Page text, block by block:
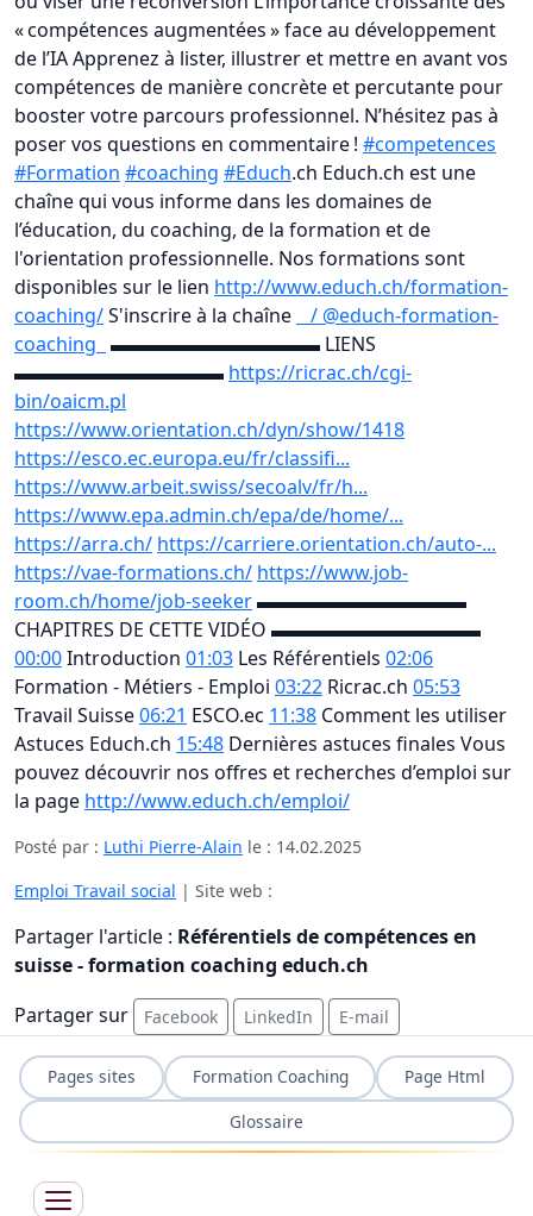
« compétences augmentées » face au développement
de l’IA Apprenez à lister, illustrer et mettre en avant vos
compétences de manière concrète et percutante pour
booster votre parcours professionnel. N’hésitez pas à
poser vos questions en commentaire ! #competences
#Formation #coaching #Educh.ch Educh.ch est une
chaîne qui vous informe dans les domaines de
l’éducation, du coaching, de la formation et de
l'orientation professionnelle. Nos formations sont
disponibles sur le lien http://www.educh.ch/formation-
coaching/S'inscrire à la chaîne
/ @educh-formation-
coaching ▬▬▬▬▬▬▬▬▬▬▬ LIENS
▬▬▬▬▬▬▬▬▬▬▬ https://ricrac.ch/cgi-
bin/oaicm.pl
https://www.orientation.ch/dyn/show/1418
https://esco.ec.europa.eu/fr/classifi...
https://www.arbeit.swiss/secoalv/fr/h...
https://www.epa.admin.ch/epa/de/home/...
https://arra.ch/ https://carriere.orientation.ch/auto-...
https://vae-formations.ch/ https://www.job-
room.ch/home/job-seeker▬▬▬▬▬▬▬▬▬▬▬
CHAPITRES DE CETTE VIDÉO ▬▬▬▬▬▬▬▬▬▬▬
00:00Introduction 01:03 Les Référentiels 02:06
Formation - Métiers - Emploi 03:22 Ricrac.ch 05:53
Travail Suisse06:21 ESCO.ec 11:38 Comment les utiliser
Astuces Educh.ch 15:48 Dernières astuces finales Vous
pouvez découvrir nos offres et recherches d’emploi sur
la page http://www.educh.ch/emploi/
Posté par : Luthi Pierre-Alain le : 14.02.2025
Emploi Travail social | Site web :
Partager l'article : Référentiels de compétences en
suisse - formation coaching educh.ch
Partager sur
Facebook LinkedIn E-mail
Pages sites Formation Coaching
Page Html
Glossaire